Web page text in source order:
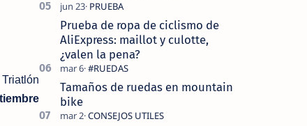
Prueba de ropa de ciclismo de
AliExpress: maillot y culotte,
¿valen la pena?
Tamaños de ruedas en mountain
bike